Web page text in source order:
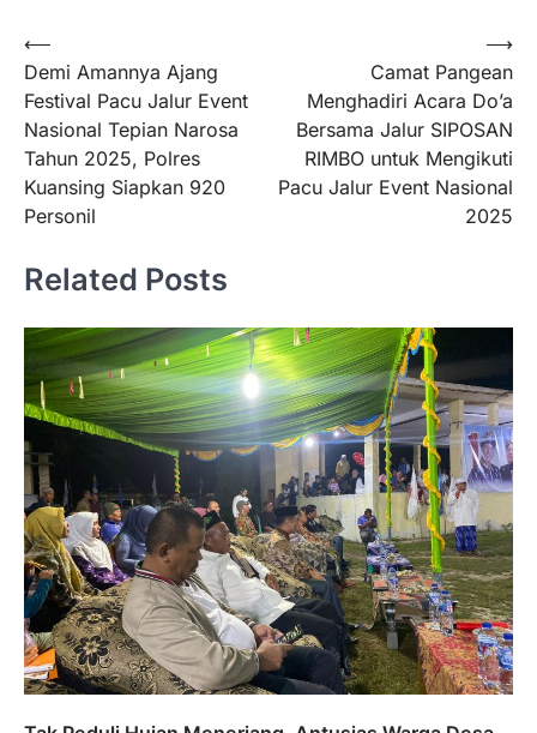
⟵
Demi Amannya Ajang
Festival Pacu Jalur Event
Nasional Tepian Narosa
Tahun 2025, Polres
Kuansing Siapkan 920
Personil
Camat Pangean
Menghadiri Acara Do’a
Bersama Jalur SIPOSAN
RIMBO untuk Mengikuti
Pacu Jalur Event Nasional
2025
⟶
Related Posts